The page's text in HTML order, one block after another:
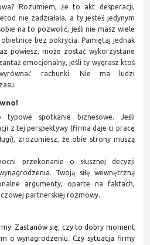
Rozumiem, że to akt desperacji,
nie zadziałała, a ty jesteś jedynym
na to pozwolić, jeśli nie masz wiele
bez pokrycia. Pamiętaj jednak
powiesz, może zostać wykorzystane
emocjonalny, jeśli ty wygrasz ktoś
rachunki. Nie ma ludzi
typowe spotkanie biznesowe. Jeśli
z tej perspektywy (firma daje ci pracę
zrozumiesz, że obie strony muszą
przekonanie o słusznej decyzji
Twoją siłę wewnętrzną
argumenty, oparte na faktach,
partnerskiej rozmowy.
Zastanów się, czy to dobry moment
o wynagrodzeniu. Czy sytuacja firmy